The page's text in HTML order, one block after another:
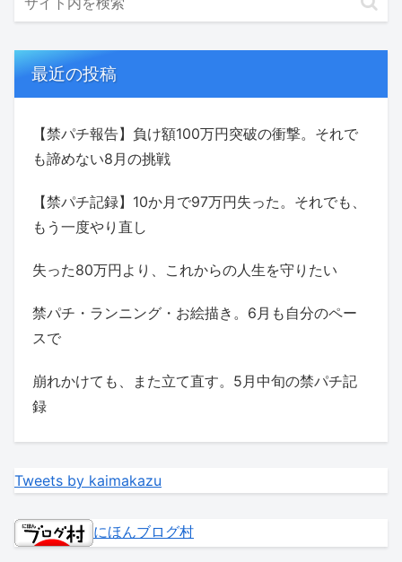
最近の投稿
【禁パチ報告】負け額100万円突破の衝撃。それで
も諦めない8月の挑戦
【禁パチ記録】10か月で97万円失った。それでも、
もう一度やり直し
失った80万円より、これからの人生を守りたい
禁パチ・ランニング・お絵描き。6月も自分のペー
スで
崩れかけても、また立て直す。5月中旬の禁パチ記
録
Tweets by kaimakazu
にほんブログ村